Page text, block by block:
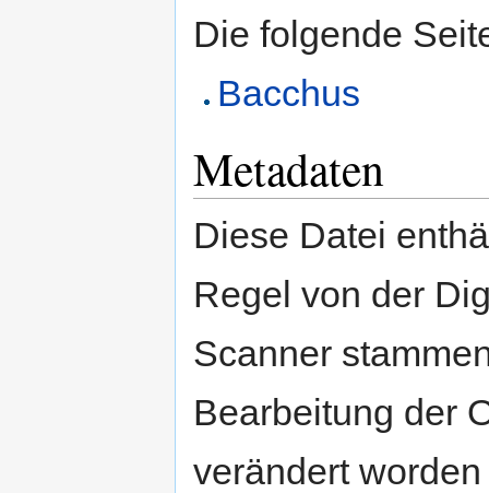
Die folgende
Bacchus
Metadaten
Diese Datei
Regel von der
Scanner
Bearbeitung der
verändert